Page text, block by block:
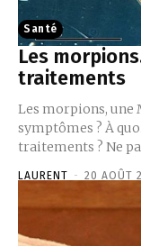
Santé
Les
traitements
Les morpions, une
symptômes ? À
traitements ? Ne
LAURENT - 20 AOÛT